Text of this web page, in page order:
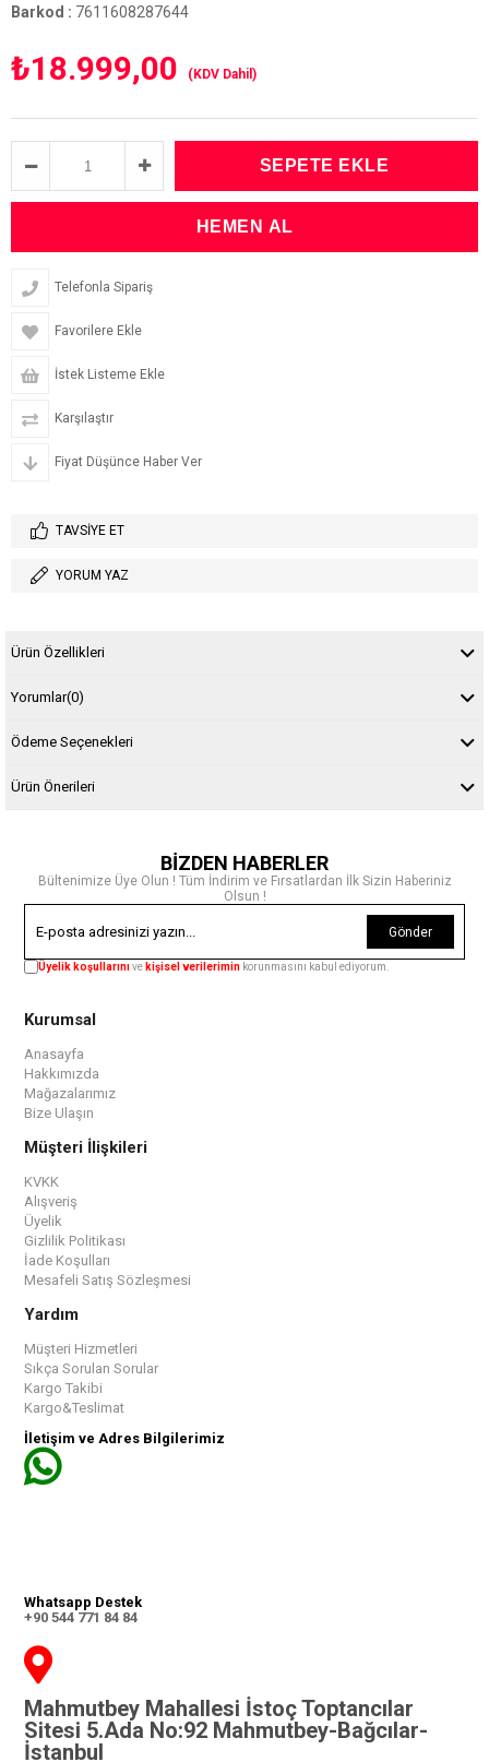
Barkod : 7611608287644
₺18.999,00 (KDV Dahil)
Telefonla Sipariş
Favorilere Ekle
İstek Listeme Ekle
Karşılaştır
Fiyat Düşünce Haber Ver
TAVSIYE ET
YORUM YAZ
Ürün Özellikleri
Yorumlar(0)
Ödeme Seçenekleri
Ürün Önerileri
BİZDEN HABERLER
Bültenimize Üye Olun ! Tüm İndirim ve Fırsatlardan İlk Sizin Haberiniz
Olsun !
Gönder
Üyelik koşullarınıve kişisel verilerimin korunmasını kabul ediyorum.
Kurumsal
Anasayfa
Hakkımızda
Mağazalarımız
Bize Ulaşın
Müşteri İlişkileri
KVKK
Alışveriş
Üyelik
Gizlilik Politikası
İade Koşulları
Mesafeli Satış Sözleşmesi
Yardım
Müşteri Hizmetleri
Sıkça Sorulan Sorular
Kargo Takibi
Kargo&Teslimat
İletişim ve Adres Bilgilerimiz
Whatsapp Destek
+90 544 771 84 84
Mahmutbey Mahallesi İstoç Toptancılar
Sitesi 5.Ada No:92 Mahmutbey-Bağcılar-
İstanbul